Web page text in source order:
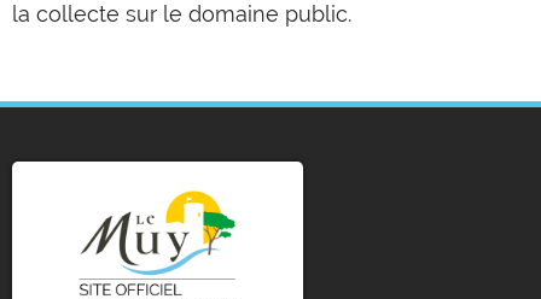
la collecte sur le domaine public.